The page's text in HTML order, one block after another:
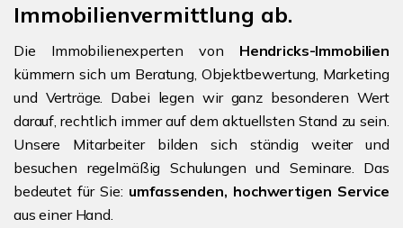
Immobilienvermittlung ab.
Die Immobilienexperten von Hendricks-Immobilien
kümmern sich um Beratung, Objektbewertung, Marketing
und Verträge. Dabei legen wir ganz besonderen Wert
darauf, rechtlich immer auf dem aktuellsten Stand zu sein.
Unsere Mitarbeiter bilden sich ständig weiter und
besuchen regelmäßig Schulungen und Seminare. Das
bedeutet für Sie: umfassenden, hochwertigen Service
aus einer Hand.